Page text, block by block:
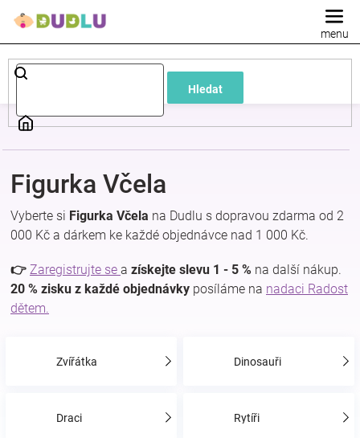
Hledat
Dětské
a
kojenecké
oblečení
Pokojíček
a
kojenecká
Figurka Včela
Vyberte si Figurka Včela na Dudlu s dopravou zdarma od 2
000 Kč a dárkem ke každé objednávce nad 1 000 Kč.
👉 Zaregistrujte se a získejte slevu 1 - 5 % na další nákup.
20 % zisku z každé objednávky posíláme na nadaci Radost
dětem.
Zvířátka Dinosauři
Draci Rytíři